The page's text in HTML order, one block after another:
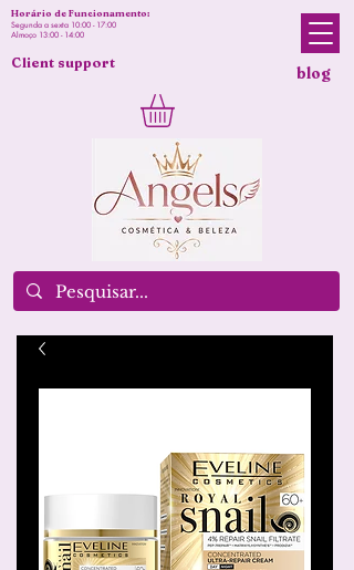
blog
Horário de Funcionamento:
Segunda a sexta 10:00 - 17:00
Almoço 13:00 - 14:00
Client support